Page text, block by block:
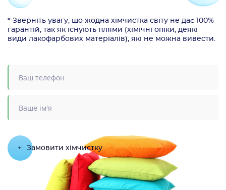
* Зверніть увагу, що жодна хімчистка світу не дає 100%
гарантій, так як існують плями (хімічні опіки, деякі
види лакофарбових матеріалів), які не можна вивести.
+ Замовити хімчистку